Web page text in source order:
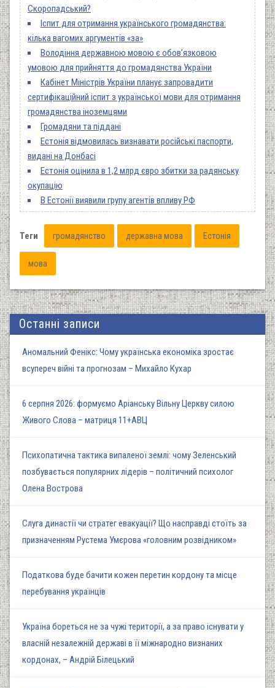
Скоропадський?
Іспит для отримання українського громадянства:
кілька вагомих аргументів «за»
Володіння державною мовою є обов’язковою
умовою для прийняття до громадянства України
Кабінет Міністрів України планує запровадити
сертифікаційний іспит з української мови для отримання
громадянства іноземцями
Громадяни та піддані
Естонія відмовилась визнавати російські паспорти,
видані на Донбасі
Естонія оцінила в 1,2 млрд євро збитки за радянську
окупацію
В Естонії виявили групу агентів впливу РФ
Теги громадянство державна мова Естонія
мова
Останні записи
Аномальний Фенікс: Чому українська економіка зростає
всупереч війні та прогнозам – Михайло Кухар
6 серпня 2026: формуємо Аріанську Вільну Церкву силою
Живого Слова – матриця 11+АВЦ
Психопатична тактика випаленої землі: чому Зеленський
позбувається популярних лідерів – політичний психолог
Олена Вострова
Слуга династії чи стратег евакуації? Що насправді стоїть за
призначенням Рустема Умєрова «головним розвідником»
Податкова буде бачити кожен перетин кордону та місце
перебування українців
Україна бореться не за чужі території, а за право існувати у
власній незалежній державі в її міжнародно визнаних
кордонах, – Андрій Білецький